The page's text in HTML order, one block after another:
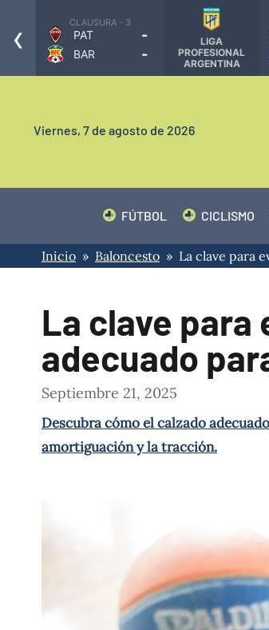
-
-
CLAUSURA - 3
PAT -
BAR -
LIGA
PROFESIONAL
ARGENTINA
‹
Viernes, 7 de agosto de 2026
FÚTBOL CICLISMO
Inicio » Baloncesto » La clave para
La clave
adecuado
Septiembre 21, 2025
Descubra cómo el calzado adecuado
amortiguación y la tracción.